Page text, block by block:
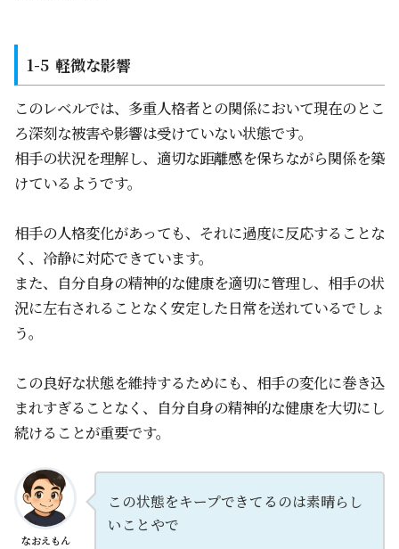
軽微な影響
このレベルでは、多重人格者との関係において現在のとこ
ろ深刻な被害や影響は受けていない状態です。
相手の状況を理解し、適切な距離感を保ちながら関係を築
けているようです。
相手の人格変化があっても、それに過度に反応することな
く、冷静に対応できています。
また、自分自身の精神的な健康を適切に管理し、相手の状
況に左右されることなく安定した日常を送れているでしょ
う。
この良好な状態を維持するためにも、相手の変化に巻き込
まれすぎることなく、自分自身の精神的な健康を大切にし
続けることが重要です。
なおえもん
この状態をキープできてるのは素晴らし
いことやで